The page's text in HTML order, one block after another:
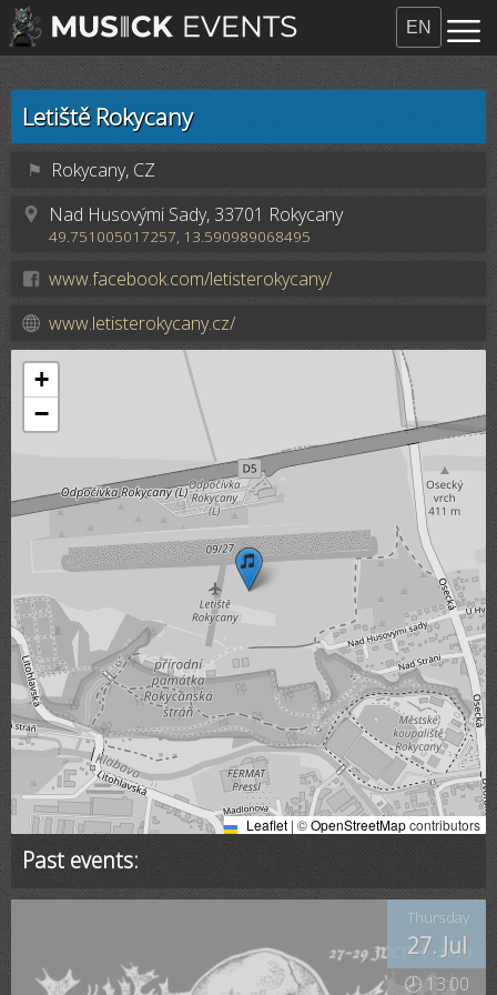
EN
Letiště Rokycany
⚑ Rokycany, CZ
Nad Husovými Sady, 33701 Rokycany
49.751005017257, 13.590989068495
www.facebook.com/letisterokycany/
www.letisterokycany.cz/
+
−
Leaflet | ©OpenStreetMapcontributors
Past events:
Thursday
27. Jul
🕗 13:00